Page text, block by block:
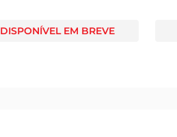
DISPONÍVEL EM BREVE